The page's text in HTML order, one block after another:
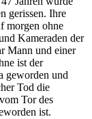
gerissen. Ihre
morgen ohne
Kameraden der
Mann und einer
ist der
geworden und
Tod die
Tor des
ist.